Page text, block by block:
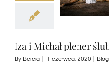
Iza i Michał plener
By Bercia 1 czerwca, 2020 Blog